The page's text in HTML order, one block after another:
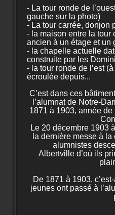
- La tour ronde de
gauche sur la photo)
- La tour carrée, donjon
- la maison entre la tour
ancien à un étage et un
- la chapelle actuelle
construite par les
- la tour ronde de l’est
écroulée depuis...
C’est dans ces
l’alumnat de Notre-
1871 à 1903, année
Le 20 décembre 1903
la dernière messe à
alumnistes
Albertville d’où ils
De 1871 à 1903,
jeunes ont passé à